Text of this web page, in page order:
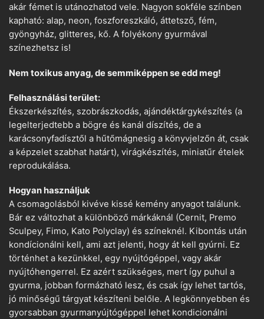
akár fémet is utánozhatod vele. Nagyon sokféle színben
kapható: alap, neon, foszforeszkáló, áttetsző, fém,
gyöngyház, glitteres, kő. A folyékony gyurmával
színezhetsz is!
Nem toxikus anyag, de semmiképpen se edd meg!
Felhasználási terület:
Ékszerkészítés, szobrászkodás, ajándéktárgykészítés (a
legelterjedtebb a bögre és kanál díszítés, de a
karácsonyfadísztől a hűtőmágnesig a könyvjelzőn át, csak
a képzelet szabhat határt), virágkészítés, miniatűr ételek
reprodukálása.
Hogyan használjuk
A csomagolásból kivéve kissé kemény anyagot találunk.
Bár ez változhat a különböző márkáknál (Cernit, Premo
Sculpey, Fimo, Kato Polyclay) és színeknél. Kibontás után
kondícionálni kell, ami azt jelenti, hogy át kell gyúrni. Ez
történhet a kezünkkel, egy nyújtógéppel, vagy akár
nyújtóhengerrel. Ez azért szükséges, mert így puhul a
gyurma, jobban formázható lesz, és csak így lehet tartós,
jó minőségű tárgyat készíteni belőle. A legkönnyebben és
gyorsabban gyurmanyújtógéppel lehet kondicionálni